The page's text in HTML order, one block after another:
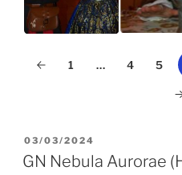
1 … 4 5
PUBLIÉ
LE
03/03/2024
GN Nebula Aurorae